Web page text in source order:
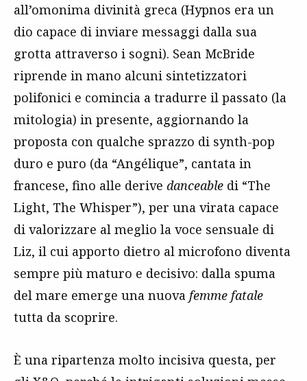
all’omonima divinità greca (Hypnos era un
dio capace di inviare messaggi dalla sua
grotta attraverso i sogni). Sean McBride
riprende in mano alcuni sintetizzatori
polifonici e comincia a tradurre il passato (la
mitologia) in presente, aggiornando la
proposta con qualche sprazzo di synth-pop
duro e puro (da “Angélique”, cantata in
francese, fino alle derive danceable di “The
Light, The Whisper”), per una virata capace
di valorizzare al meglio la voce sensuale di
Liz, il cui apporto dietro al microfono diventa
sempre più maturo e decisivo: dalla spuma
del mare emerge una nuova femme fatale
tutta da scoprire.
È una ripartenza molto incisiva questa, per